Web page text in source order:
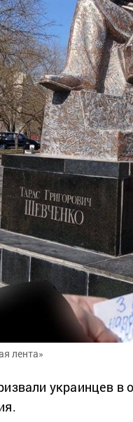
лента»
украинцев